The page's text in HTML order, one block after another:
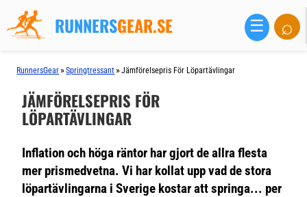
RUNNERSGEAR.SE ☰ ⌕
RunnersGear »Springtressant »Jämförelsepris För Löpartävlingar
JÄMFÖRELSEPRIS FÖR
LÖPARTÄVLINGAR
Inflation och höga räntor har gjort de allra flesta
mer prismedvetna. Vi har kollat upp vad de stora
löpartävlingarna i Sverige kostar att springa... per